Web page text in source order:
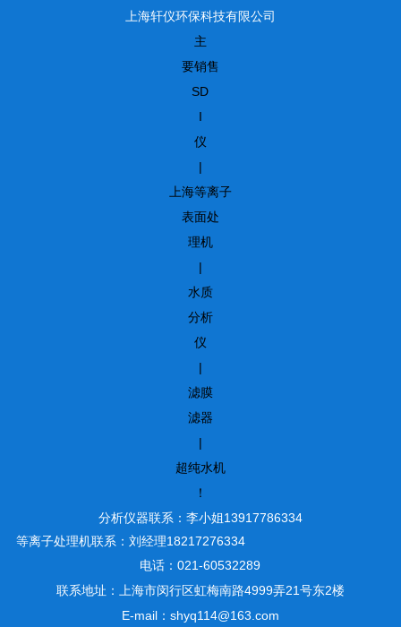
上海轩仪环保科技有限公司
主
要销售
SD
I
仪
|
上海等离子
表面处
理机
|
水质
分析
仪
|
滤膜
滤器
|
超纯水机
！
分析仪器联系：李小姐13917786334
等离子处理机联系：刘经理18217276334
电话：021-60532289
联系地址：上海市闵行区虹梅南路4999弄21号东2楼
E-mail：shyq114@163.com